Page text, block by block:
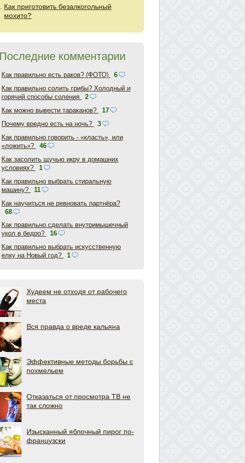
Как приготовить безалкогольный
мохито?
Последние комментарии
Как правильно есть раков? (ФОТО)
6
Как правильно солить грибы? Холодный и
горячий способы соления
2
Как можно вывести тараканов?
17
Почему вредно есть на ночь?
3
Как правильно говорить - «класть», или
«ложить»?
46
Как засолить щучью икру в домашних
условиях?
1
Как правильно выбрать стиральную
машину?
11
Как научиться не ревновать партнёра?
68
Как правильно сделать внутримышечный
укол в бедро?
16
Как правильно выбрать искусственную
елку на Новый год?
1
Худеем не отходя от рабочего
места
Вся правда о вреде кальяна
Эффективные методы борьбы с
похмельем
Отказаться от просмотра ТВ не
так сложно
Изысканный яблочный пирог по-
французски